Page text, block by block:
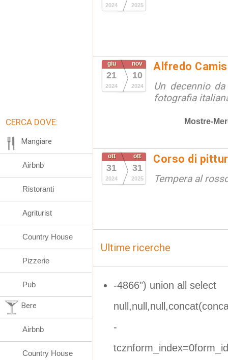
2024 2025
giu
21
2024
nov
10
2024
Alfredo
Un decennio da
fotografia
Mostre-
ott
31
2024
ott
31
2025
Corso di
Tempera al
Ultime ricerche
-4866") union all select
-
CERCA DOVE:
Mangiare
Airbnb
Ristoranti
Agriturist
Country House
Pizzerie
Pub
Bere
Airbnb
Country House